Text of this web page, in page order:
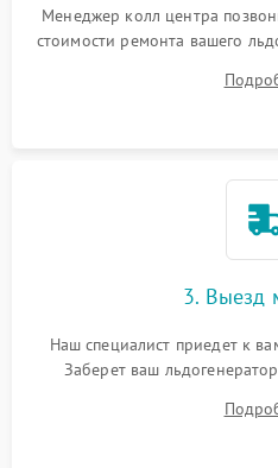
Менеджер колл центра
стоимости ремонта вашего
3. Выезд
Наш специалист приедет к
Заберет ваш